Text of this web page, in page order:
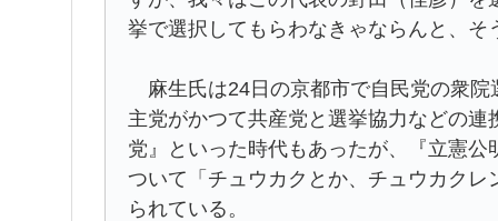
挙で選択してもらわなきゃならんと、
麻生氏は24日の京都市で自民党の衆院
主党がかつて共産党と選挙協力などの
党』といった時代もあったが、『立憲
ついて「チュウカクとか、チュウカク
られている。